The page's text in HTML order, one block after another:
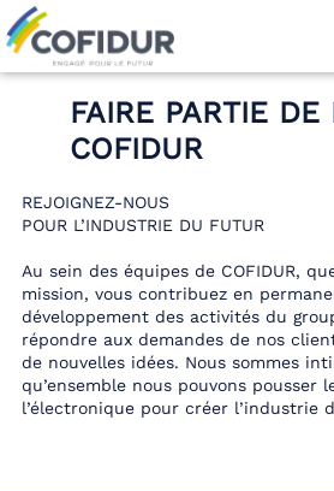
GROUPE COFIDUR
FAIRE PARTIE DE
COFIDUR
REJOIGNEZ-NOUS
POUR L’INDUSTRIE DU FUTUR
Au sein des équipes de COFIDUR,
mission, vous contribuez en
développement des activités du
répondre aux demandes de nos
de nouvelles idées. Nous sommes
qu’ensemble nous pouvons pousser
l’électronique pour créer l’industrie